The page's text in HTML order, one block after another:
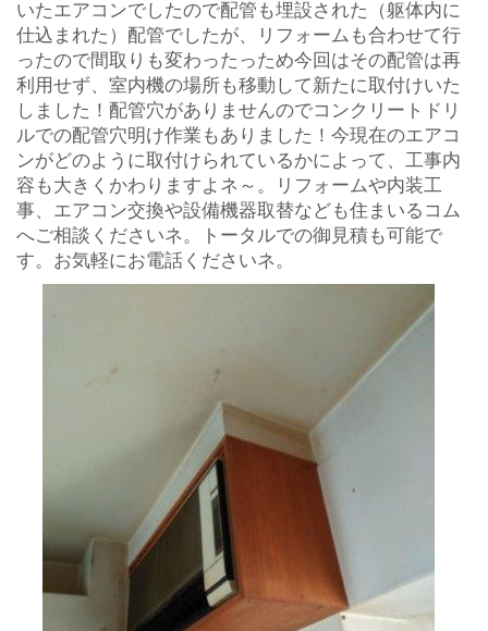
いたエアコンでしたので配管も埋設された（躯体内に
仕込まれた）配管でしたが、リフォームも合わせて行
ったので間取りも変わったっため今回はその配管は再
利用せず、室内機の場所も移動して新たに取付けいた
しました！配管穴がありませんのでコンクリートドリ
ルでの配管穴明け作業もありました！今現在のエアコ
ンがどのように取付けられているかによって、工事内
容も大きくかわりますよネ～。リフォームや内装工
事、エアコン交換や設備機器取替なども住まいるコム
へご相談くださいネ。トータルでの御見積も可能で
す。お気軽にお電話くださいネ。